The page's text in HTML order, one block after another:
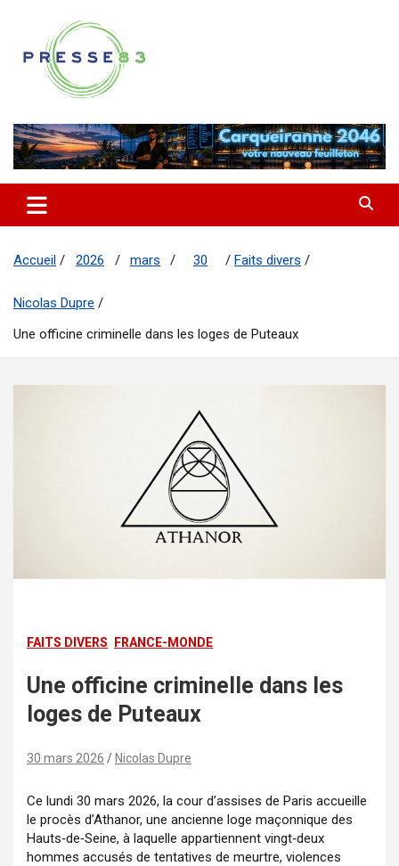
Presse 83
Accueil 2026 mars 30 Faits divers
Nicolas Dupre
Une officine criminelle dans les loges de Puteaux
FAITS DIVERS FRANCE-MONDE
Une officine criminelle dans les
loges de Puteaux
30 mars 2026 Nicolas Dupre
Ce lundi 30 mars 2026, la cour d’assises de Paris accueille
le procès d’Athanor, une ancienne loge maçonnique des
Hauts‑de‑Seine, à laquelle appartiennent vingt‑deux
hommes accusés de tentatives de meurtre, violences